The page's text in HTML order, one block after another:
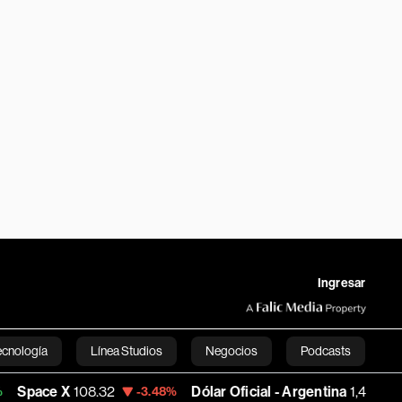
Ingresar
Línea Studios Negocios Podcasts
English
-3.48% Dólar Oficial - Argentina 1,487.6575 -0.09%